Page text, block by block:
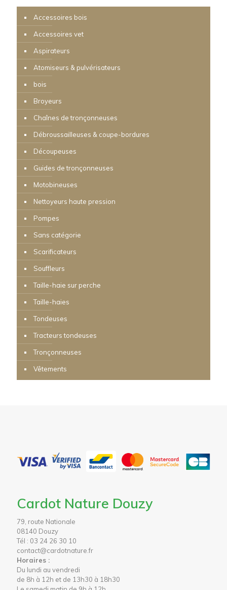
Accessoires bois
Accessoires vet
Aspirateurs
Atomiseurs & pulvérisateurs
bois
Broyeurs
Chaînes de tronçonneuses
Débroussailleuses & coupe-bordures
Découpeuses
Guides de tronçonneuses
Motobineuses
Nettoyeurs haute pression
Pompes
Sans catégorie
Scarificateurs
Souffleurs
Taille-haie sur perche
Taille-haies
Tondeuses
Tracteurs tondeuses
Tronçonneuses
Vêtements
Cardot Nature Douzy
79, route Nationale
08140 Douzy
Tél : 03 24 26 30 10
contact@cardotnature.fr
Horaires :
Du lundi au vendredi
de 8h à 12h et de 13h30 à 18h30